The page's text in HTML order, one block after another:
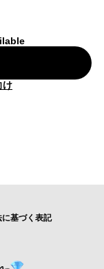
け
基づく表記